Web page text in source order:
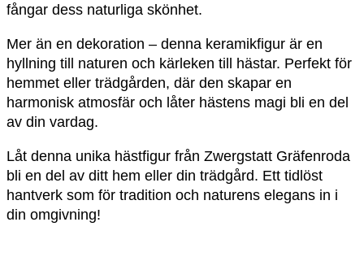
fångar dess naturliga skönhet.
Mer än en dekoration – denna keramikfigur är en
hyllning till naturen och kärleken till hästar. Perfekt för
hemmet eller trädgården, där den skapar en
harmonisk atmosfär och låter hästens magi bli en del
av din vardag.
Låt denna unika hästfigur från Zwergstatt Gräfenroda
bli en del av ditt hem eller din trädgård. Ett tidlöst
hantverk som för tradition och naturens elegans in i
din omgivning!